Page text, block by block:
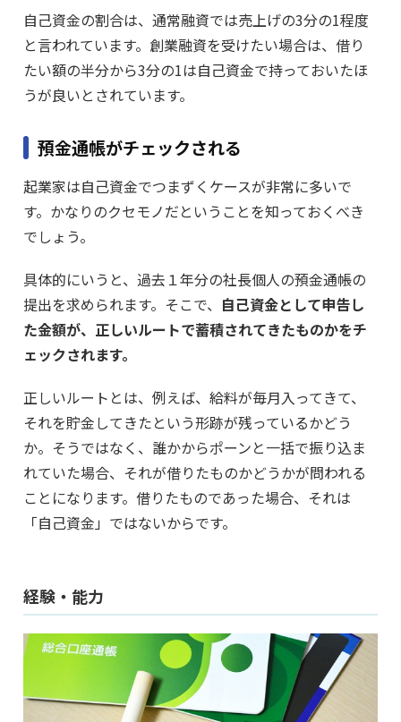
自己資金の割合は、通常融資では売上げの3分の1程度
と言われています。創業融資を受けたい場合は、借り
たい額の半分から3分の1は自己資金で持っておいたほ
うが良いとされています。
預金通帳がチェックされる
起業家は自己資金でつまずくケースが非常に多いで
す。かなりのクセモノだということを知っておくべき
でしょう。
具体的にいうと、過去１年分の社長個人の預金通帳の
提出を求められます。そこで、 自己資金として申告し
た金額が、正しいルートで蓄積されてきたものかをチ
ェックされます。
正しいルートとは、例えば、給料が毎月入ってきて、
それを貯金してきたという形跡が残っているかどう
か。そうではなく、誰かからポーンと一括で振り込ま
れていた場合、それが借りたものかどうかが問われる
ことになります。借りたものであった場合、それは
「自己資金」ではないからです。
経験・能力